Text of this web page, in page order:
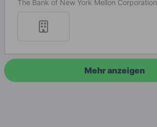
The Bank of New York Mellon Corporation
Mehr anzeigen